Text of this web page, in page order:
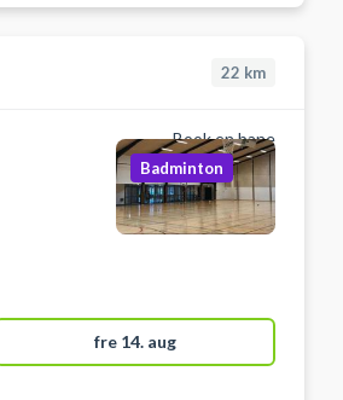
22 km
Book en bane
Badminton
fre 14. aug